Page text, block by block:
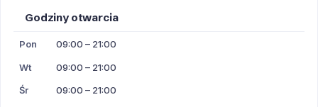
Godziny otwarcia
Pon 09:00 – 21:00
Wt 09:00 – 21:00
Śr 09:00 – 21:00